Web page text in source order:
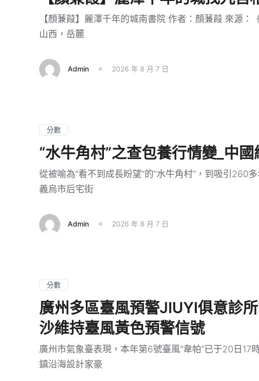
【顏蒹葭】麗澤千年的城南書院 作者：顏蒹葭 來源
山西，岳麓
Admin 2026 年 8 月 7 日
分數
“水牛角村”之查包養行情變_中國
從被喻為“看不到成長盼望”的“水牛角村”，到吸引260
義烏市后宅街
Admin 2026 年 8 月 7 日
分數
廣州多區臺風預警JIUYI俱意診
沙維持臺風黃色預警信號
廣州市氣象臺表現，本年第6號臺風“韋帕”已于20日
鎮沿海設計家豪